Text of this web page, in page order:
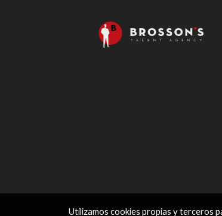
Utilizamos cookies propias y terceros